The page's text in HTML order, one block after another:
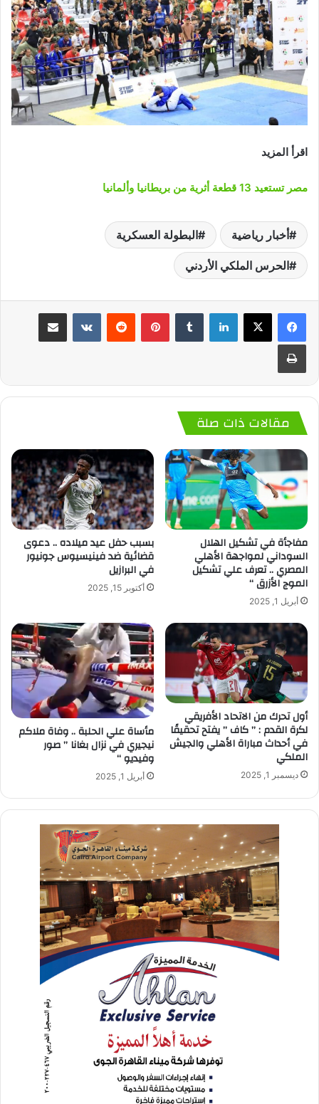
اقرأ المزيد
مصر تستعيد 13 قطعة أثرية من بريطانيا وألمانيا
أخبار رياضية البطولة العسكرية
الحرس الملكي الأردني
لينكدإن بينتيريست
مقالات ذات صلة
مفاجأة في تشكيل الهلال
السوداني لمواجهة الأهلي
المصري .. تعرف علي تشكيل
الموج الأزرق “
أبريل 1, 2025
بسبب حفل عيد ميلاده .. دعوى
قضائية ضد فينيسيوس جونيور
في البرازيل
أكتوبر 15, 2025
أول تحرك من الاتحاد الأفريقي
لكرة القدم : ” كاف ” يفتح تحقيقًا
في أحداث مباراة الأهلي والجيش
الملكي
ديسمبر 1, 2025
مأساة علي الحلبة .. وفاة ملاكم
نيجيري في نزال بغانا ” صور
وفيديو “
أبريل 1, 2025